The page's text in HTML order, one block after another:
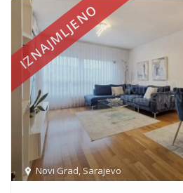
Novi Grad Sarajevo
IZNAJMLJENO